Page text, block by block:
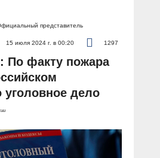
представитель
15 июля 2024 г. в 00:20 1297
По факту пожара
уголовное дело